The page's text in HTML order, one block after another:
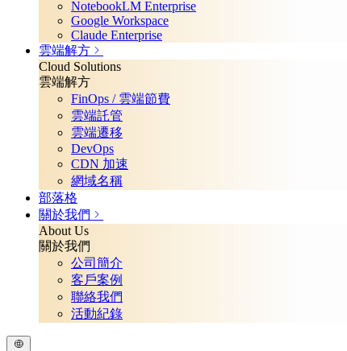
NotebookLM Enterprise
Google Workspace
Claude Enterprise
雲端解方
Cloud Solutions
雲端解方
FinOps / 雲端節費
雲端託管
雲端遷移
DevOps
CDN 加速
網域名稱
部落格
關於我們
About Us
關於我們
公司簡介
客戶案例
聯絡我們
活動紀錄